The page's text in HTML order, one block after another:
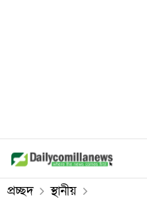
প্রচ্ছদ স্থানীয়